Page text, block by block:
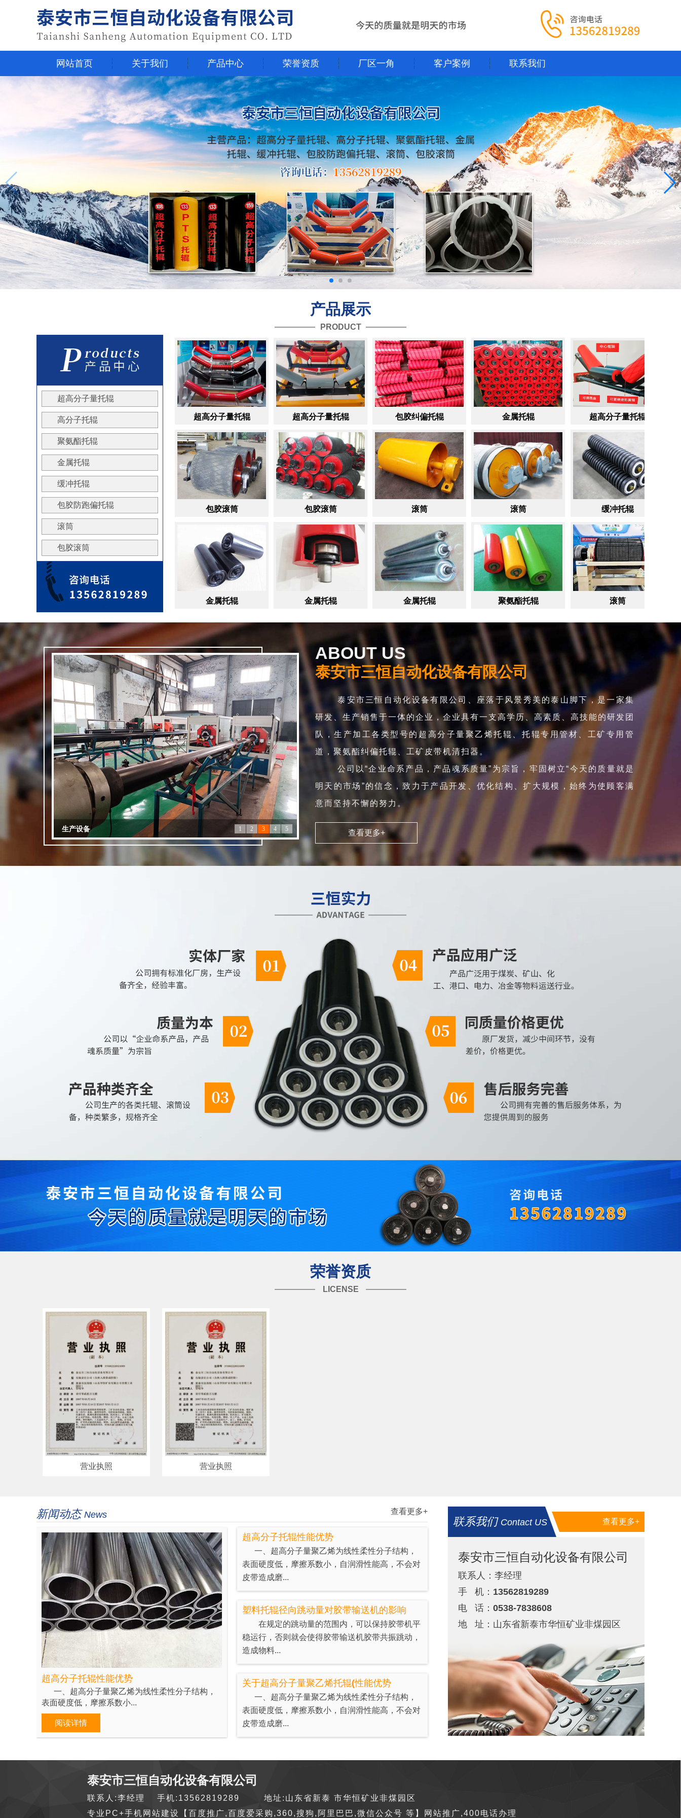
网站首页
网站首页
关于我们
关于我们
产品中心
产品中心
荣誉资质
荣誉资质
厂区一角 客户案例
客户案例
联系我们
产品展示
PRODUCT
超高分子量托辊
高分子托辊
聚氨酯托辊
金属托辊
缓冲托辊
包胶防跑偏托辊
滚筒
包胶滚筒
缓冲托辊 超高分子量托辊 超高分子量托辊 包胶纠偏托辊
包胶滚筒
包胶纠偏托辊
超高分子量托辊
厂区一角
展览会
生产设备
生产车间
生产设备
1 2 3 4 5
ABOUT US
泰安市三恒自动化设备有限公司
泰安市三恒自动化设备有限公司、座落于风景秀美的泰山脚下，是一家集
研发、生产销售于一体的企业，企业具有一支高学历、高素质、高技能的研发团
队，生产加工各类型号的超高分子量聚乙烯托辊、托辊专用管材、工矿专用管
道，聚氨酯纠偏托辊、工矿皮带机清扫器。
公司以“企业命系产品，产品魂系质量”为宗旨，牢固树立“今天的质量就是
明天的市场”的信念，致力于产品开发、优化结构、扩大规模，始终为使顾客满
意而坚持不懈的努力。
查看更多+
荣誉资质
LICENSE
营业执照 营业执照
新闻动态News 查看更多+
超高分子托辊性能优势
一、超高分子量聚乙烯为线性柔性分子结构，
表面硬度低，摩擦系数小...
阅读详情
超高分子托辊性能优势
一、超高分子量聚乙烯为线性柔性分子结构，
表面硬度低，摩擦系数小，自润滑性能高，不会对
皮带造成磨...
塑料托辊径向跳动量对胶带输送机的影响
在规定的跳动量的范围内，可以保持胶带机平
稳运行，否则就会使得胶带输送机胶带共振跳动，
造成物料...
关于超高分子量聚乙烯托辊(性能优势
一、超高分子量聚乙烯为线性柔性分子结构，
表面硬度低，摩擦系数小，自润滑性能高，不会对
皮带造成磨...
联系我们 Contact US 查看更多+
泰安市三恒自动化设备有限公司
联系人：李经理
手 机：13562819289
电 话：0538-7838608
地 址：山东省新泰市华恒矿业非煤园区
泰安市三恒自动化设备有限公司
联系人:李经理 手机:13562819289
地址:山东省新泰 市华恒矿业非煤园区
专业PC+手机网站建设【百度推广,百度爱采购,360,搜狗,阿里巴巴,微信公众号 等】网站推广,400电话办理